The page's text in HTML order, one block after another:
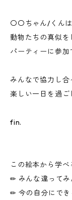
〇〇ちゃん/くん
動物たちの真似
パーティーに参加
みんなで協力し合
楽しい一日を過ご
fin.
この絵本から学べ
✏︎ みんな違ってみ
✏︎ 今の自分にでき